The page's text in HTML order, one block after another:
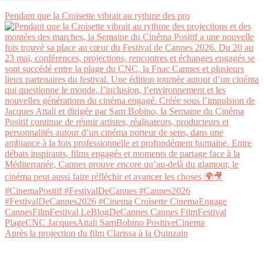
Pendant que la Croisette vibrait au rythme des pro
Après la projection du film Clarissa à la Quinzain